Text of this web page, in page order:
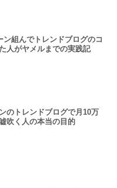
ン組んでトレンドブログのコ
人がヤメルまでの実践記
のトレンドブログで月10万
吹く人の本当の目的